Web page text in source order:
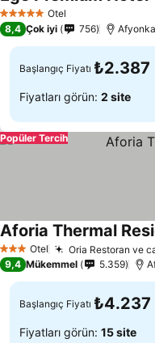
5 Yıldız Otel
8,4 Çok iyi 756
Başlangıç Fiyatı ₺2.387
Fiyatları görün: 2 site
Popüler Tercih
3 YıldızOtel Oria Restoran ve
Aforia Thermal
9,4 Mükemmel 5.359
Başlangıç Fiyatı ₺4.237
Fiyatları görün: 15 site